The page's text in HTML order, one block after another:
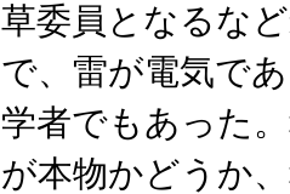
草委員となるな
で、雷が電気で
学者でもあった
が本物かどうか